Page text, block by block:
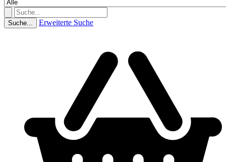
Suche... Erweiterte Suche